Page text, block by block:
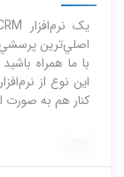
اصلي‌ترين
با ما همراه
کنار هم به صورت